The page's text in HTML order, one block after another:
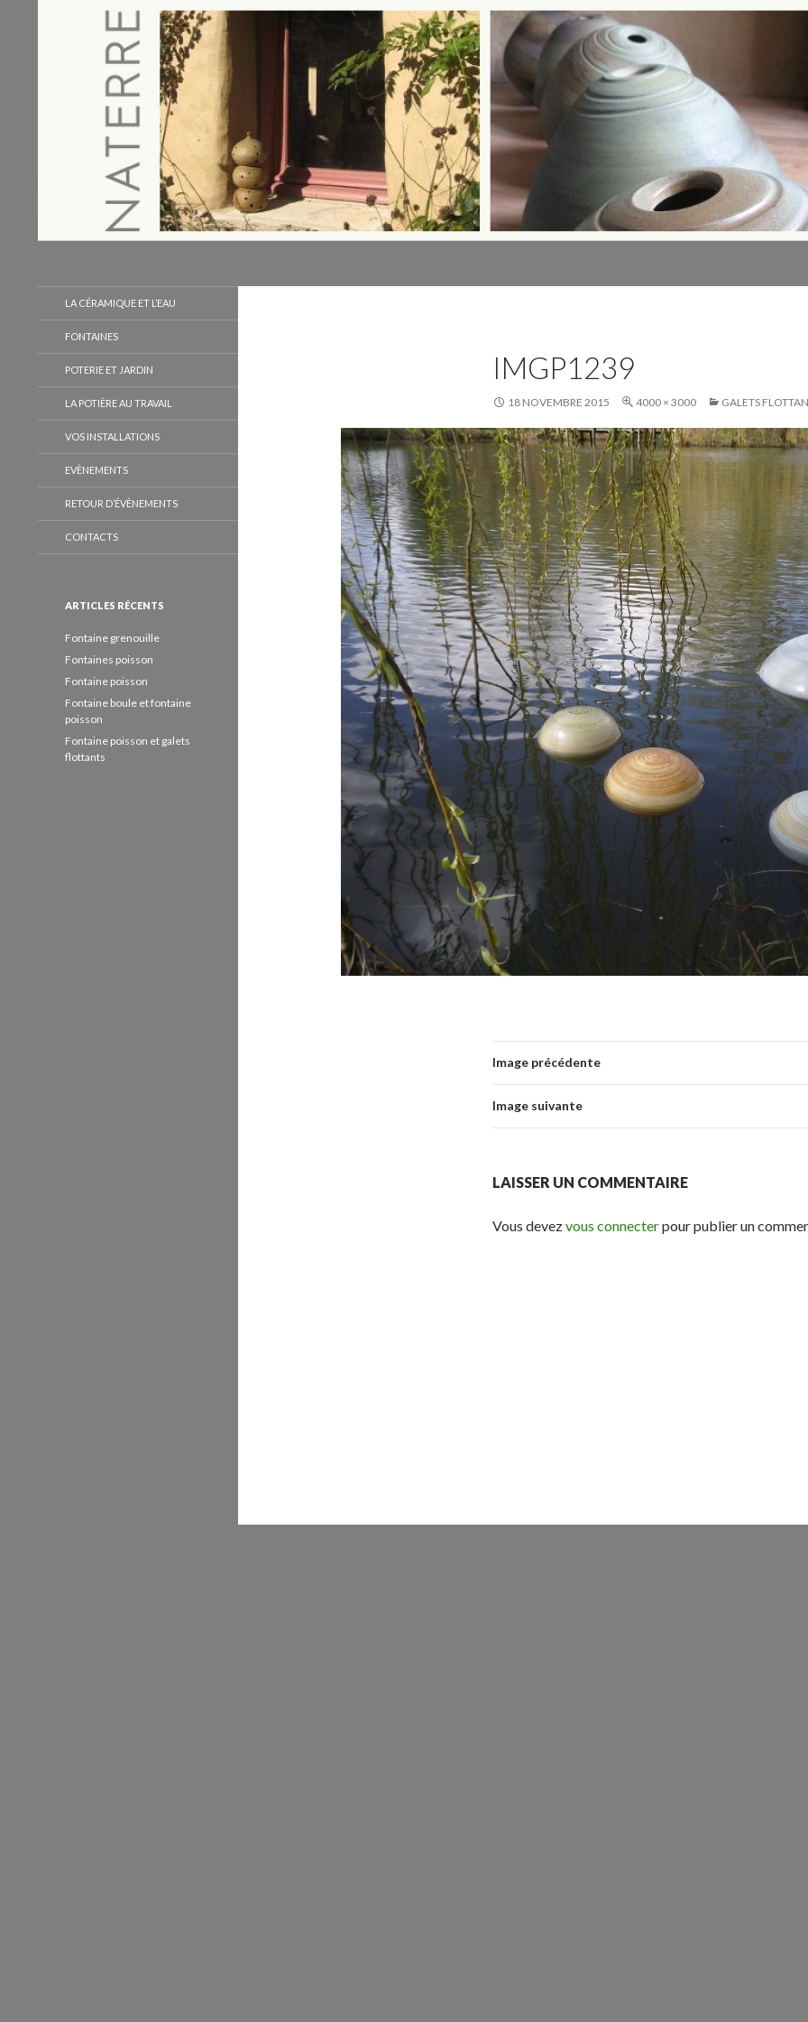
IMGP1239
18 NOVEMBRE 2015 4000 × 3000 GALETS
Image précédente
Image suivante
LAISSER UN COMMENTAIRE
Vous devezvous connecterpour publier un
LA CÉRAMIQUE ET L’EAU
FONTAINES
POTERIE ET JARDIN
LA POTIÈRE AU TRAVAIL
VOS INSTALLATIONS
EVÈNEMENTS
RETOUR D’ÉVÈNEMENTS
CONTACTS
ARTICLES RÉCENTS
Fontaine grenouille
Fontaines poisson
Fontaine poisson
Fontaine boule et fontaine
poisson
Fontaine poisson et galets
flottants